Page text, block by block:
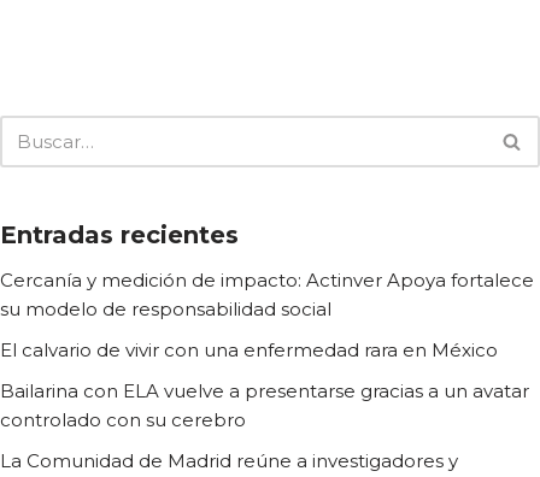
Entradas recientes
Cercanía y medición de impacto: Actinver Apoya fortalece
su modelo de responsabilidad social
El calvario de vivir con una enfermedad rara en México
Bailarina con ELA vuelve a presentarse gracias a un avatar
controlado con su cerebro
La Comunidad de Madrid reúne a investigadores y